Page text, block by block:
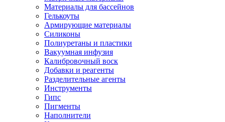
Материалы для бассейнов
Гелькоуты
Армирующие материалы
Силиконы
Полиуретаны и пластики
Вакуумная инфузия
Калибровочный воск
Добавки и реагенты
Разделительные агенты
Инструменты
Гипс
Пигменты
Наполнители